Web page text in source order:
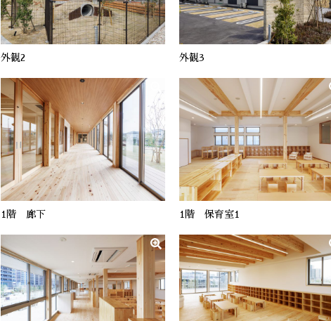
外観2 外観3
1階 廊下 1階 保育室1